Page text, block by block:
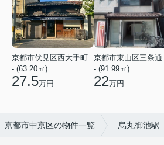
京都市伏見区西大手町
- (63.20㎡)
27.5万円
- (91.99㎡)
22万円
京都市中京区の物件一覧 烏丸御池駅